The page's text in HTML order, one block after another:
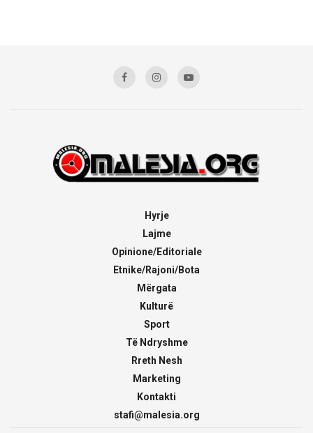
Hyrje
Lajme
Opinione/Editoriale
Etnike/Rajoni/Bota
Mërgata
Kulturë
Sport
Të Ndryshme
Rreth Nesh
Marketing
Kontakti
stafi@malesia.org